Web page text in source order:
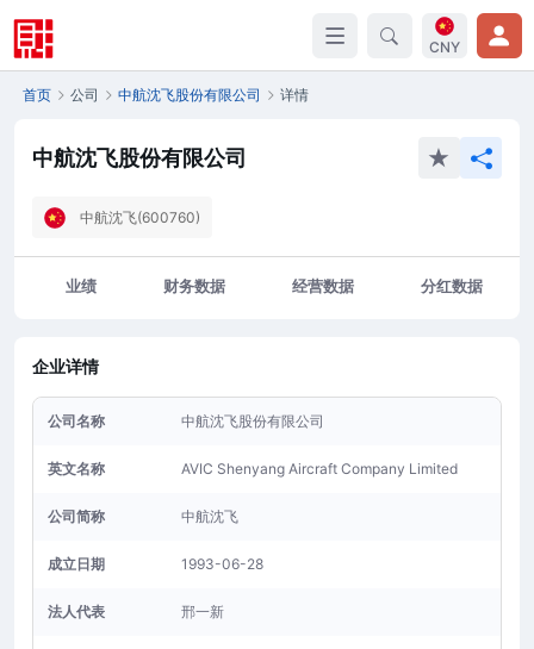
CNY
首页 公司 中航沈飞股份有限公司 详情
中航沈飞股份有限公司
中航沈飞(600760)
业绩 财务数据 经营数据 分红数据
企业详情
公司名称 中航沈飞股份有限公司
英文名称 AVIC Shenyang Aircraft Company Limited
公司简称 中航沈飞
成立日期 1993-06-28
法人代表 邢一新